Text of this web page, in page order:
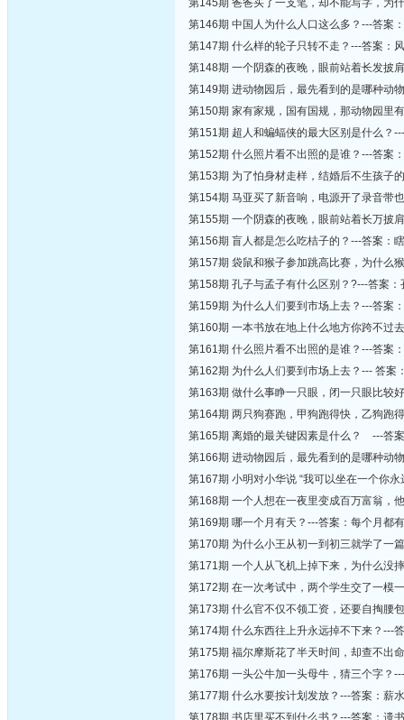
第145期 爸爸买了一支笔，却不能写字，为
第146期 中国人为什么人口这么多？---答案
第147期 什么样的轮子只转不走？---答案：
第148期 一个阴森的夜晚，眼前站着长发披
第149期 进动物园后，最先看到的是哪种动
第150期 家有家规，国有国规，那动物园里
第151期 超人和蝙蝠侠的最大区别是什么？
第152期 什么照片看不出照的是谁？---答案
第153期 为了怕身材走样，结婚后不生孩子
第154期 马亚买了新音响，电源开了录音带
第155期 一个阴森的夜晚，眼前站着长万披
第156期 盲人都是怎么吃桔子的？---答案：
第157期 袋鼠和猴子参加跳高比赛，为什么
第158期 孔子与孟子有什么区别？?---答案
第159期 为什么人们要到市场上去？---答案
第160期 一本书放在地上什么地方你跨不过
第161期 什么照片看不出照的是谁？---答案
第162期 为什么人们要到市场上去？--- 答案
第163期 做什么事睁一只眼，闭一只眼比较
第164期 两只狗赛跑，甲狗跑得快，乙狗跑
第165期 离婚的最关键因素是什么？ ---答
第166期 进动物园后，最先看到的是哪种动
第167期 小明对小华说 “我可以坐在一个你
第168期 一个人想在一夜里变成百万富翁，
第169期 哪一个月有天？---答案：每个月都
第170期 为什么小王从初一到初三就学了一
第171期 一个人从飞机上掉下来，为什么
第172期 在一次考试中，两个学生交了一模
第173期 什么官不仅不领工资，还要自掏腰
第174期 什么东西往上升永远掉不下来？---
第175期 福尔摩斯花了半天时间，却查不出
第176期 一头公牛加一头母牛，猜三个字？
第177期 什么水要按计划发放？---答案：薪水
第178期 书店里买不到什么书？---答案：遗书